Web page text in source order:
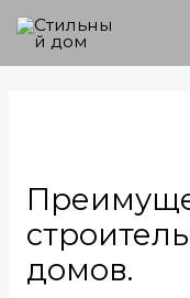
Перейти
домов.